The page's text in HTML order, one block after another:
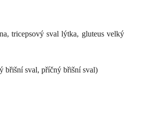
tricepsový sval lýtka, gluteus velký
břišní sval, příčný břišní sval)